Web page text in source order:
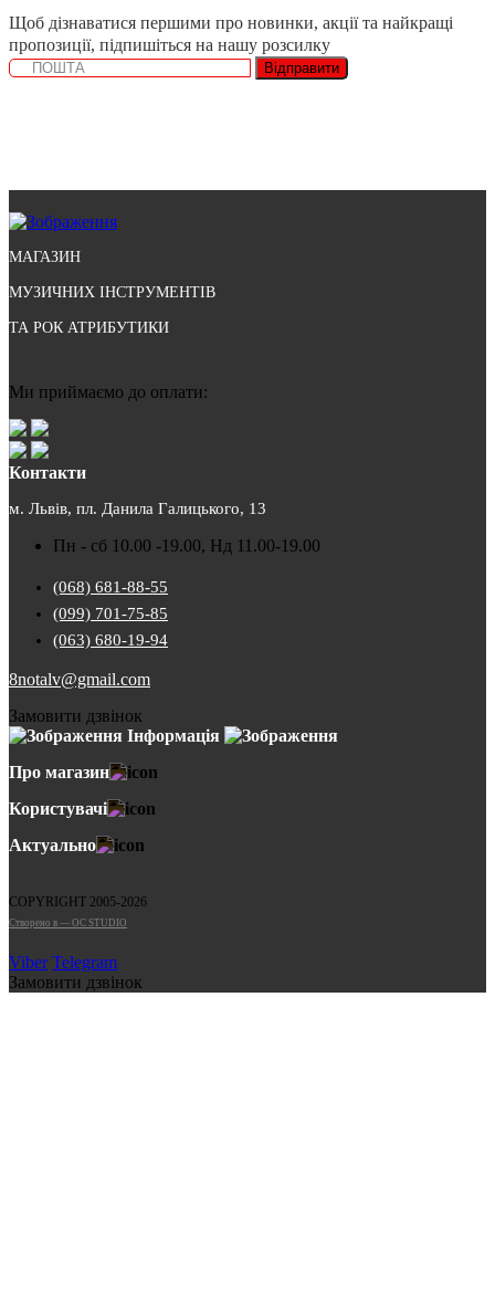
Щоб дізнаватися першими про новинки, акції та найкращі
пропозиції, підпишіться на нашу розсилку
Відправити
МАГАЗИН
МУЗИЧНИХ ІНСТРУМЕНТІВ
ТА РОК АТРИБУТИКИ
Ми приймаємо до оплати:
Контакти
м. Львів, пл. Данила Галицького, 13
Пн - сб 10.00 -19.00, Нд 11.00-19.00
(068) 681-88-55
(099) 701-75-85
(063) 680-19-94
8notalv@gmail.com
Замовити дзвінок
Інформація
Про магазин
Користувачі
Актуально
COPYRIGHT 2005-2026
Cтворено в — OC STUDIO
Viber Telegram
Замовити дзвінок